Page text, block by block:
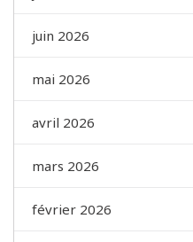
juin 2026
mai 2026
avril 2026
mars 2026
février 2026